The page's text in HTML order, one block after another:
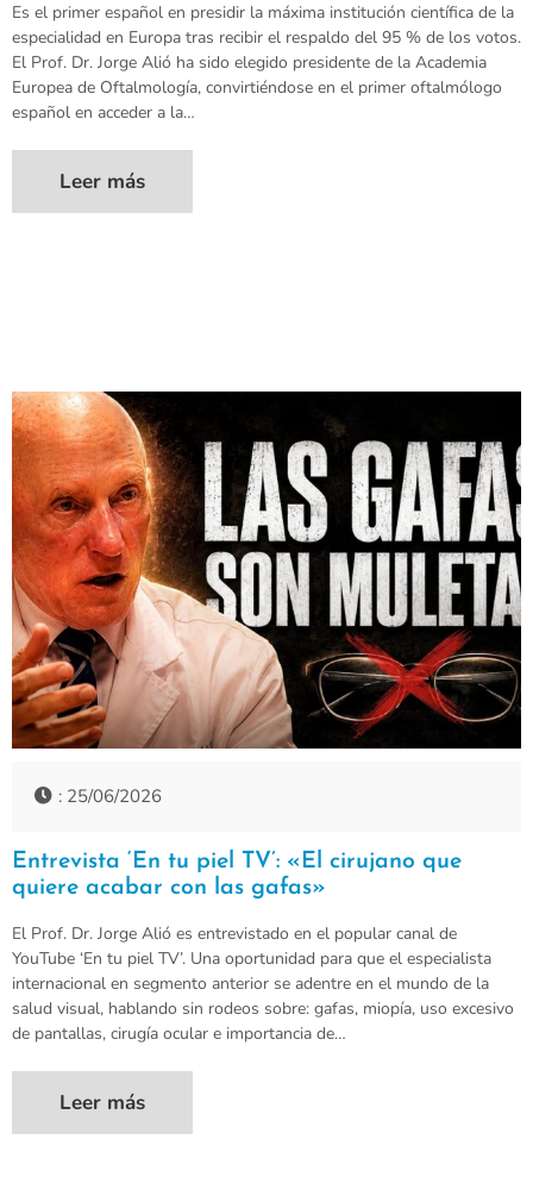
Es el primer español en presidir la máxima institución científica de la
especialidad en Europa tras recibir el respaldo del 95 % de los votos.
El Prof. Dr. Jorge Alió ha sido elegido presidente de la Academia
Europea de Oftalmología, convirtiéndose en el primer oftalmólogo
español en acceder a la…
Leer más
: 25/06/2026
Entrevista ‘En tu piel TV’: «El cirujano que
quiere acabar con las gafas»
El Prof. Dr. Jorge Alió es entrevistado en el popular canal de
YouTube ‘En tu piel TV’. Una oportunidad para que el especialista
internacional en segmento anterior se adentre en el mundo de la
salud visual, hablando sin rodeos sobre: gafas, miopía, uso excesivo
de pantallas, cirugía ocular e importancia de…
Leer más